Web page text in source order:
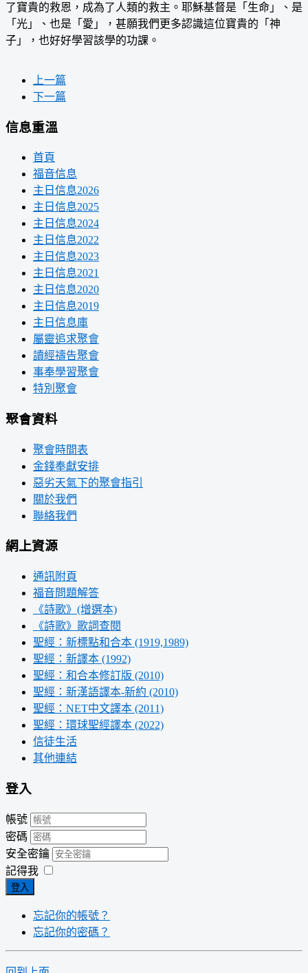
了寶貴的救恩，成為了人類的救主。耶穌基督是「生命」、是
「光」、也是「愛」，甚願我們更多認識這位寶貴的「神
子」，也好好學習該學的功課。
上一篇
下一篇
信息重溫
首頁
福音信息
主日信息2026
主日信息2025
主日信息2024
主日信息2022
主日信息2023
主日信息2021
主日信息2020
主日信息2019
主日信息庫
屬靈追求聚會
讀經禱告聚會
事奉學習聚會
特別聚會
聚會資料
聚會時間表
金錢奉獻安排
惡劣天氣下的聚會指引
關於我們
聯絡我們
網上資源
通訊附頁
福音問題解答
《詩歌》(增選本)
《詩歌》歌詞查閱
聖經：新標點和合本 (1919,1989)
聖經：新譯本 (1992)
聖經：和合本修訂版 (2010)
聖經：新漢語譯本-新約 (2010)
聖經：NET中文譯本 (2011)
聖經：環球聖經譯本 (2022)
信徒生活
其他連結
登入
帳號
密碼
安全密鑰
記得我
登入
忘記你的帳號？
忘記你的密碼？